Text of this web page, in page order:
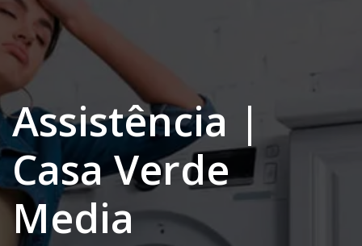
Assistência |
Casa Verde
Media